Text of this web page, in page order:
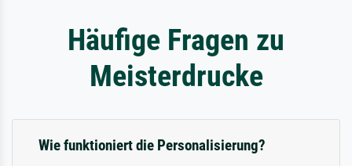
Häufige Fragen zu
Meisterdrucke
Wie funktioniert die Personalisierung?